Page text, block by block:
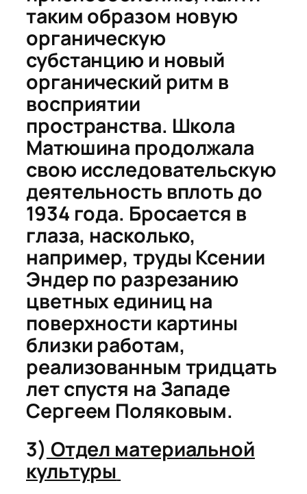
таким образом новую
органическую
субстанцию и новый
органический ритм в
восприятии
пространства. Школа
Матюшина продолжала
свою исследовательскую
деятельность вплоть до
1934 года. Бросается в
глаза, насколько,
например, труды Ксении
Эндер по разрезанию
цветных единиц на
поверхности картины
близки работам,
реализованным тридцать
лет спустя на Западе
Сергеем Поляковым.
3) Отдел материальной
культуры